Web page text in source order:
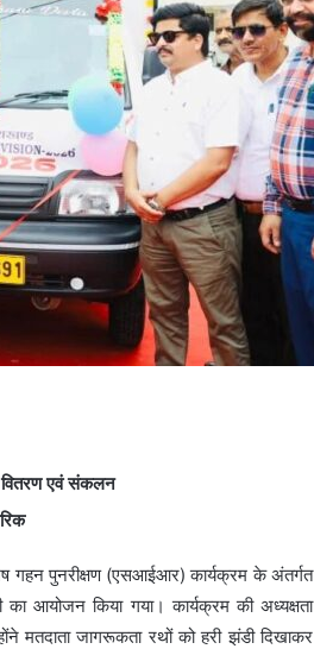
एवं संकलन
गहन पुनरीक्षण (एसआईआर) कार्यक्रम के अंतर्गत
का आयोजन किया गया। कार्यक्रम की अध्यक्षता
मतदाता जागरूकता रथों को हरी झंडी दिखाकर